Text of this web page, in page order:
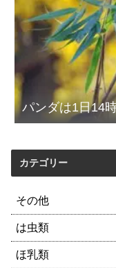
パンダは1日14
カテゴリー
その他
は虫類
ほ乳類